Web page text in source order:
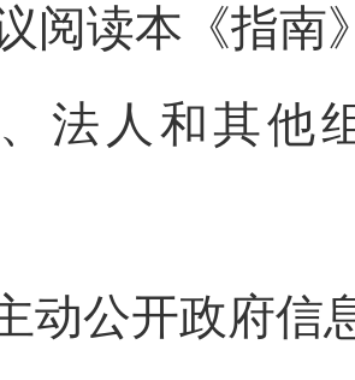
阅读本《指南
法人和其他
动公开政府信